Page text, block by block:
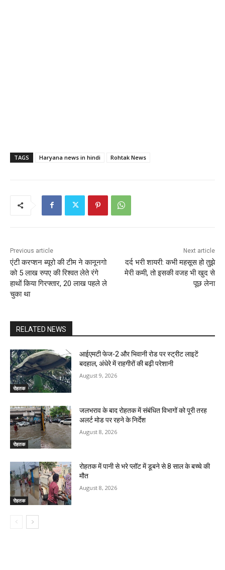
TAGS Haryana news in hindi Rohtak News
Previous article
एंटी करप्शन ब्यूरो की टीम ने कानूनगो
को 5 लाख रुपए की रिश्वत लेते रंगे
हाथों किया गिरफ्तार, 20 लाख पहले ले
चुका था
Next article
दर्द भरी शायरी: कभी महसूस हो तुझे
मेरी कमी, तो इसकी वजह भी खुद से
पूछ लेना
RELATED NEWS
रोहतक
आईएमटी फेज-2 और भिवानी रोड पर स्ट्रीट लाइटें
बदहाल, अंधेरे में राहगीरों की बढ़ी परेशानी
August 9, 2026
रोहतक
जलभराव के बाद रोहतक में संबंधित विभागों को पूरी तरह
अलर्ट मोड पर रहने के निर्देश
August 8, 2026
रोहतक
रोहतक में पानी से भरे प्लॉट में डूबने से 8 साल के बच्चे की
मौत
August 8, 2026